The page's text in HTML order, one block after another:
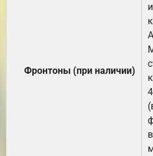
Фронтоны (при наличии)